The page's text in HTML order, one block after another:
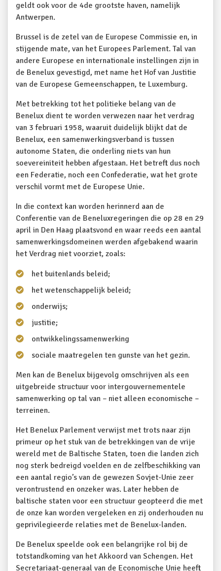
geldt ook voor de 4de grootste haven, namelijk
Antwerpen.
Brussel is de zetel van de Europese Commissie en, in
stijgende mate, van het Europees Parlement. Tal van
andere Europese en internationale instellingen zijn in
de Benelux gevestigd, met name het Hof van Justitie
van de Europese Gemeenschappen, te Luxemburg.
Met betrekking tot het politieke belang van de
Benelux dient te worden verwezen naar het verdrag
van 3 februari 1958, waaruit duidelijk blijkt dat de
Benelux, een samenwerkingsverband is tussen
autonome Staten, die onderling niets van hun
soevereiniteit hebben afgestaan. Het betreft dus noch
een Federatie, noch een Confederatie, wat het grote
verschil vormt met de Europese Unie.
In die context kan worden herinnerd aan de
Conferentie van de Beneluxregeringen die op 28 en 29
april in Den Haag plaatsvond en waar reeds een aantal
samenwerkingsdomeinen werden afgebakend waarin
het Verdrag niet voorziet, zoals:
het buitenlands beleid;
het wetenschappelijk beleid;
onderwijs;
justitie;
ontwikkelingssamenwerking
sociale maatregelen ten gunste van het gezin.
Men kan de Benelux bijgevolg omschrijven als een
uitgebreide structuur voor intergouvernementele
samenwerking op tal van – niet alleen economische –
terreinen.
Het Benelux Parlement verwijst met trots naar zijn
primeur op het stuk van de betrekkingen van de vrije
wereld met de Baltische Staten, toen die landen zich
nog sterk bedreigd voelden en de zelfbeschikking van
een aantal regio’s van de gewezen Sovjet-Unie zeer
verontrustend en onzeker was. Later hebben de
baltische staten voor een structuur geopteerd die met
de onze kan worden vergeleken en zij onderhouden nu
geprivilegieerde relaties met de Benelux-landen.
De Benelux speelde ook een belangrijke rol bij de
totstandkoming van het Akkoord van Schengen. Het
Secretariaat-generaal van de Economische Unie heeft